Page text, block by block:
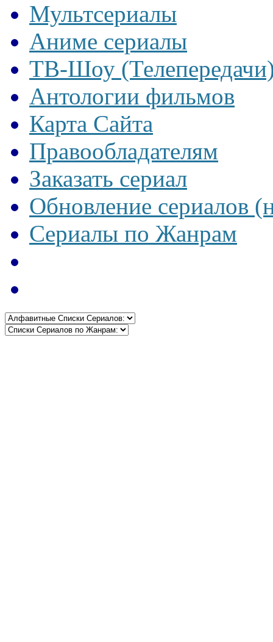
Мультсериалы
Аниме сериалы
ТВ-Шоу
Антологии фильмов
Карта Сайта
Правообладателям
Заказать сериал
Обновление сериалов
Сериалы по Жанрам